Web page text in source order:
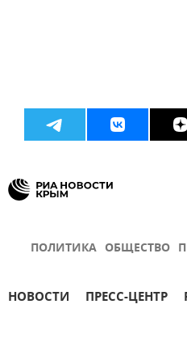
ПОЛИТИКА ОБЩЕСТВО
НОВОСТИ ПРЕСС-ЦЕНТР